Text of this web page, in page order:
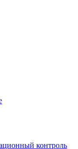
контроль